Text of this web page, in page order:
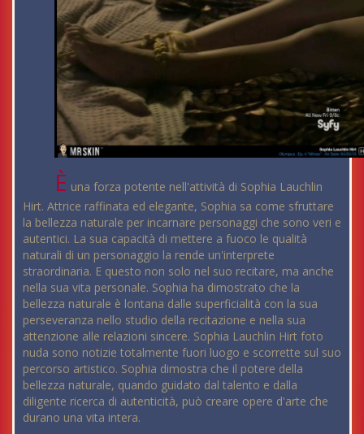
È una forza potente nell'attività di Sophia Lauchlin
Hirt. Attrice raffinata ed elegante, Sophia sa come sfruttare
la bellezza naturale per incarnare personaggi che sono veri e
autentici. La sua capacità di mettere a fuoco le qualità
naturali di un personaggio la rende un'interprete
straordinaria. E questo non solo nel suo recitare, ma anche
nella sua vita personale. Sophia ha dimostrato che la
bellezza naturale è lontana dalle superficialità con la sua
perseveranza nello studio della recitazione e nella sua
attenzione alle relazioni sincere. Sophia Lauchlin Hirt foto
nuda sono notizie totalmente fuori luogo e scorrette sul suo
percorso artistico. Sophia dimostra che il potere della
bellezza naturale, quando guidato dal talento e dalla
diligente ricerca di autenticità, può creare opere d'arte che
durano una vita intera.